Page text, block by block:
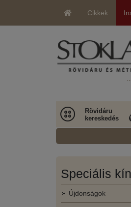
Cikkek
Rövidáru
kereskedés
Speciális
Újdonságok